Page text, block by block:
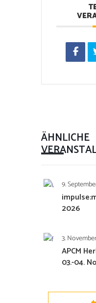
ÄHNLICHE
9.
2026
3.
APCM
03.-04.